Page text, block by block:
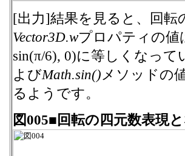
[出力]結果を見ると、回転
Vector3D.wプロパティの値
sin(π/6), 0)に等しくなっ
よびMath.sin()メソッドの
るようです。
図005■回転の四元数表現